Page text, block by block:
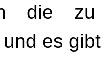
die zu
es